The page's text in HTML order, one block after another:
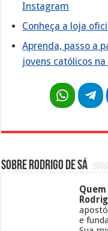
Instagram
Conheça a loja
Aprenda, passo a
jovens católicos
Sobre Rodrigo de Sá
e